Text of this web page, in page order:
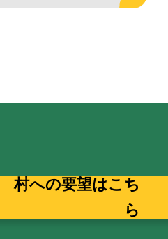
村への要望はこち
ら